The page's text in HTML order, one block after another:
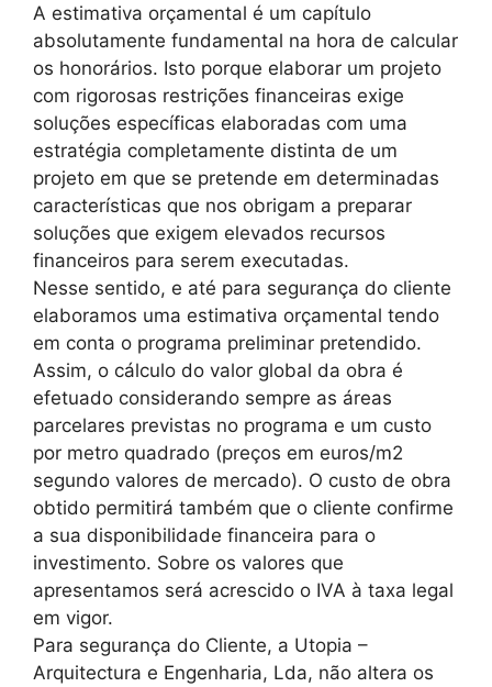
A estimativa orçamental é um capítulo
absolutamente fundamental na hora de calcular
os honorários. Isto porque elaborar um projeto
com rigorosas restrições financeiras exige
soluções específicas elaboradas com uma
estratégia completamente distinta de um
projeto em que se pretende em determinadas
características que nos obrigam a preparar
soluções que exigem elevados recursos
financeiros para serem executadas.
Nesse sentido, e até para segurança do cliente
elaboramos uma estimativa orçamental tendo
em conta o programa preliminar pretendido.
Assim, o cálculo do valor global da obra é
efetuado considerando sempre as áreas
parcelares previstas no programa e um custo
por metro quadrado (preços em euros/m2
segundo valores de mercado). O custo de obra
obtido permitirá também que o cliente confirme
a sua disponibilidade financeira para o
investimento. Sobre os valores que
apresentamos será acrescido o IVA à taxa legal
em vigor.
Para segurança do Cliente, a Utopia –
Arquitectura e Engenharia, Lda, não altera os